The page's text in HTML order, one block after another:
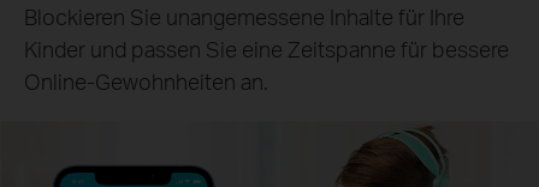
Blockieren Sie unangemessene Inhalte für Ihre
Kinder und passen Sie eine Zeitspanne für bessere
Online-Gewohnheiten an.